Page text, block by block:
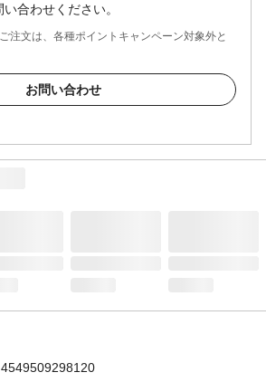
合わせください。
注文は、各種ポイントキャンペーン対象外と
お問い合わせ
4549509298120